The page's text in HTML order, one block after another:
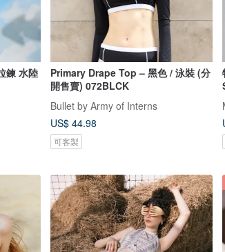
鍊 水陸
Primary Drape Top – 黑色 / 泳裝 (分
開售賣) 072BLCK
Bullet by Army of Interns
US$ 44.98
可客製